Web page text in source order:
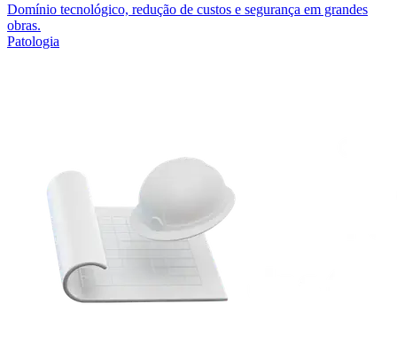
Domínio tecnológico, redução de custos e segurança em grandes
obras.
Patologia